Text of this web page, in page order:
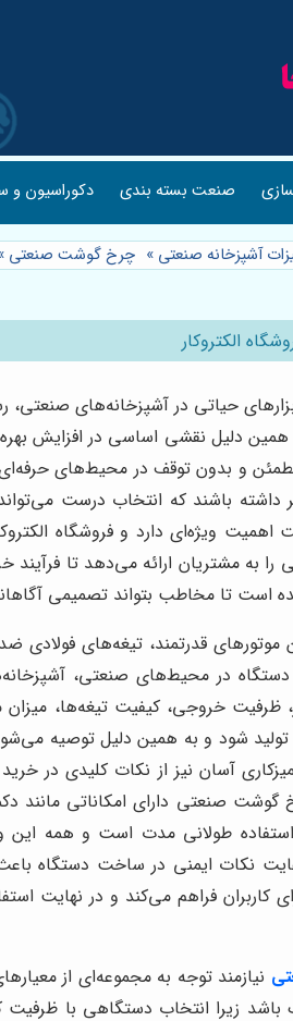
صنعت بسته بندی دکوراسیون و
آشپزخانه صنعتی » چرخ گوشت صنعتی
الکتروکار
حیاتی در آشپزخانه‌های صنعتی،
همین دلیل نقشی اساسی در افزایش
و بدون توقف در محیط‌های
داشته باشند که انتخاب درست
اهمیت ویژه‌ای دارد و فروشگاه
را به مشتریان ارائه می‌دهد تا
است تا مخاطب بتواند تصمیمی
موتورهای قدرتمند، تیغه‌های
در محیط‌های صنعتی،
ظرفیت خروجی، کیفیت تیغه‌ها،
تولید شود و به همین دلیل توصیه
آسان نیز از نکات کلیدی در
صنعتی دارای امکاناتی مانند
طولانی مدت است و همه این
نکات ایمنی در ساخت دستگاه
کاربران فراهم می‌کند و در
نیازمند توجه به مجموعه‌ای از
زیرا انتخاب دستگاهی با